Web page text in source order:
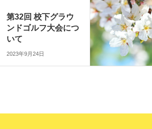
第32回 校下グラウ
ンドゴルフ大会につ
いて
2023年9月24日